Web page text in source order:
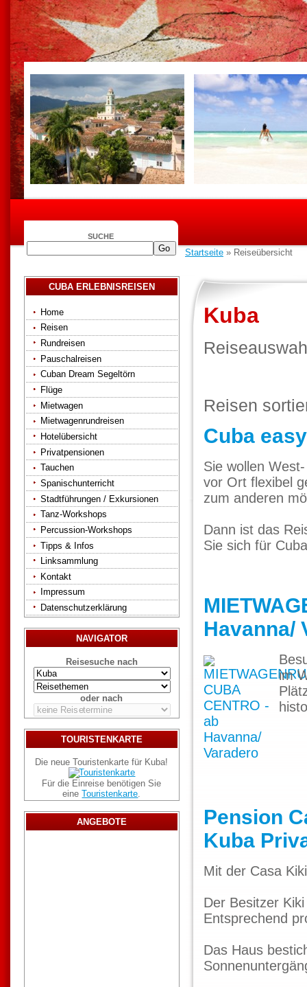
SUCHE
Startseite » Reiseübersicht
CUBA ERLEBNISREISEN
Home
Reisen
Rundreisen
Pauschalreisen
Cuban Dream Segeltörn
Flüge
Mietwagen
Mietwagenrundreisen
Hotelübersicht
Privatpensionen
Tauchen
Spanischunterricht
Stadtführungen / Exkursionen
Tanz-Workshops
Percussion-Workshops
Tipps & Infos
Linksammlung
Kontakt
Impressum
Datenschutzerklärung
NAVIGATOR
Reisesuche nach
oder nach
TOURISTENKARTE
Die neue Touristenkarte für Kuba!
Für die Einreise benötigen Sie
eineTouristenkarte.
ANGEBOTE
Kuba
Reisen
Cuba
Sie wollen
vor Ort flexibel
zum anderen
Dann ist das
Sie sich für
Havanna/
im
Pension
Kuba
Mit der Casa
Der Besitzer
Entsprechend
Das Haus